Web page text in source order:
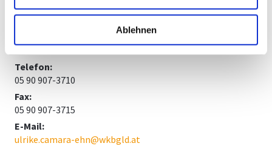
Ablehnen
Straße:
Telefon:
05 90 907-3710
Fax:
05 90 907-3715
E-Mail:
ulrike.camara-ehn@wkbgld.at